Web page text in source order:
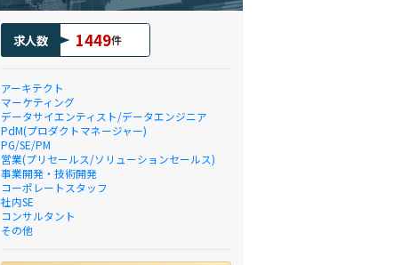
求人数 1449件
アーキテクト
マーケティング
データサイエンティスト/データエンジニア
PdM(プロダクトマネージャー)
PG/SE/PM
営業(プリセールス/ソリューションセールス)
事業開発・技術開発
コーポレートスタッフ
社内SE
コンサルタント
その他